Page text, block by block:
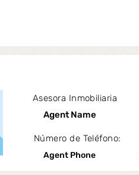
Asesora Inmobiliaria
Agent Name
Número de Teléfono:
Agent Phone